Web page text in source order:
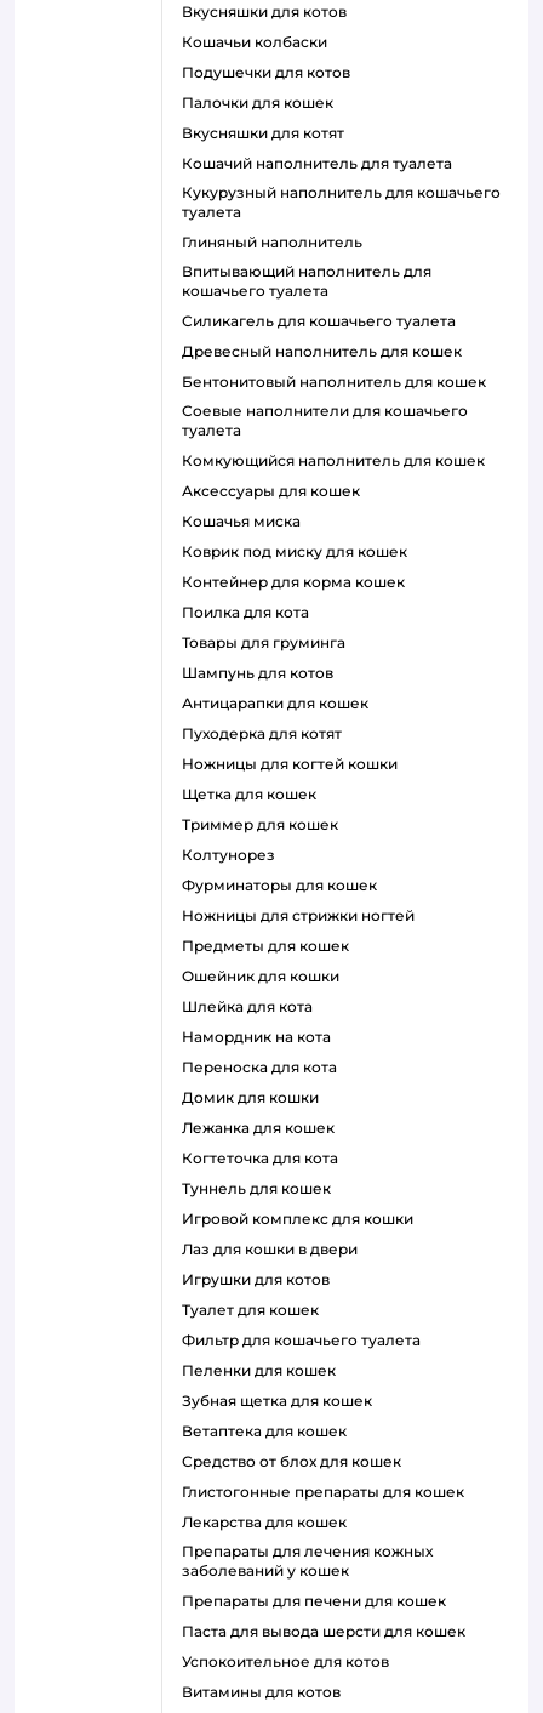
вкусняшки для котов
кошачьи колбаски
подушечки для котов
палочки для кошек
вкусняшки для котят
кошачий наполнитель для туалета
кукурузный наполнитель для кошачьего
туалета
глиняный наполнитель
впитывающий наполнитель для
кошачьего туалета
силикагель для кошачьего туалета
древесный наполнитель для кошек
бентонитовый наполнитель для кошек
соевые наполнители для кошачьего
туалета
комкующийся наполнитель для кошек
аксессуары для кошек
кошачья миска
коврик под миску для кошек
контейнер для корма кошек
поилка для кота
товары для груминга
шампунь для котов
антицарапки для кошек
пуходерка для котят
ножницы для когтей кошки
щетка для кошек
триммер для кошек
колтунорез
фурминаторы для кошек
ножницы для стрижки ногтей
предметы для кошек
ошейник для кошки
шлейка для кота
намордник на кота
переноска для кота
домик для кошки
лежанка для кошек
когтеточка для кота
туннель для кошек
игровой комплекс для кошки
лаз для кошки в двери
игрушки для котов
туалет для кошек
фильтр для кошачьего туалета
пеленки для кошек
зубная щетка для кошек
ветаптека для кошек
средство от блох для кошек
глистогонные препараты для кошек
лекарства для кошек
препараты для лечения кожных
заболеваний у кошек
препараты для печени для кошек
паста для вывода шерсти для кошек
успокоительное для котов
витамины для котов